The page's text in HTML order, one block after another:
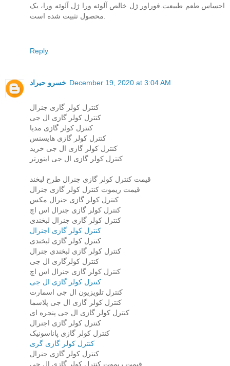
احساس طعم طبیعت.فوراور ژل خالص آلوئه ورا ژل آلوئه ورا، یک
Reply
خسرو حیراد December 19, 2020 at 3:04 AM
کنترل کولر گازی جنرال
کنترل کولر گازی ال جی
کنترل کولر گازی مدیا
کنترل کولر گازی هایسنس
کنترل کولر گازی ال جی خرید
کنترل کولر گازی ال جی اینورتر
قیمت کنترل کولر گازی جنرال طرح لبخند
قیمت ریموت کنترل کولر گازی جنرال
کنترل کولر گازی جنرال مکس
کنترل کولر گازی جنرال اس اچ
کنترل کولر گازی جنرال لبخندی
کنترل کولر گازی اجنرال
کنترل کولر گازی لبخندی
کنترل کولر گازی لبخندی جنرال
کنترل کولرگازی ال جی
کنترل کولر گازی جنرال اس اچ
کنترل کولر گازی ال جی
کنترل تلویزیون ال جی اسمارت
کنترل کولر گازی ال جی پلاسما
کنترل کولر گازی ال جی پنجره ای
کنترل کولر گازی اجنرال
کنترل کولر گازی پاناسونیک
کنترل کولر گازی گری
کنترل کولر گازی جنرال
قیمت ریموت کنترل کولر گازی ال جی